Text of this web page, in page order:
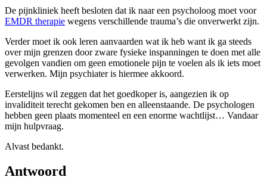
De pijnkliniek heeft besloten dat ik naar een psycholoog moet voor
EMDR therapie wegens verschillende trauma’s die onverwerkt zijn.
Verder moet ik ook leren aanvaarden wat ik heb want ik ga steeds
over mijn grenzen door zware fysieke inspanningen te doen met alle
gevolgen vandien om geen emotionele pijn te voelen als ik iets moet
verwerken. Mijn psychiater is hiermee akkoord.
Eerstelijns wil zeggen dat het goedkoper is, aangezien ik op
invaliditeit terecht gekomen ben en alleenstaande. De psychologen
hebben geen plaats momenteel en een enorme wachtlijst… Vandaar
mijn hulpvraag.
Alvast bedankt.
Antwoord